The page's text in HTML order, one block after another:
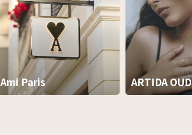
Ami Paris ARTIDA OUD